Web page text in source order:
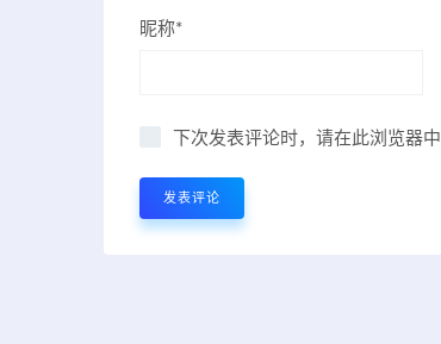
昵称*
下次发表评论时，请在此浏览器